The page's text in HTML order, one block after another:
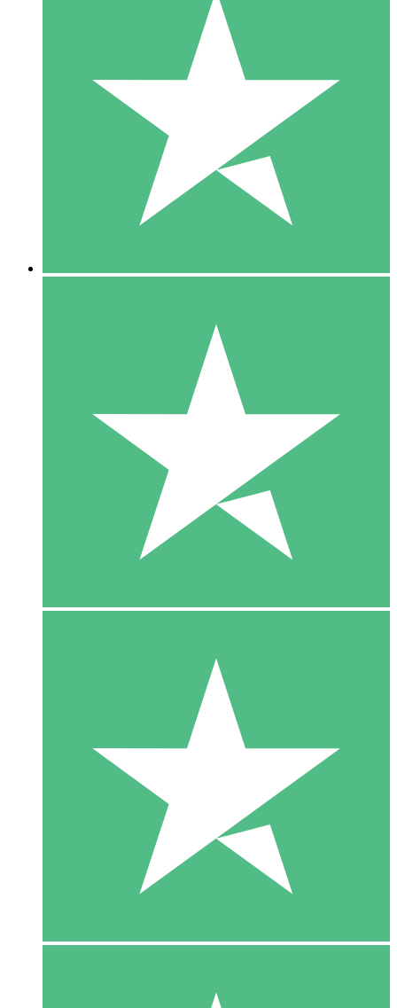
Individuella Kreditpaket
Betala per användning med nedladdningskrediter. Inget
1 Nedladdningar
10 00
10 Nedladdningar
20 00